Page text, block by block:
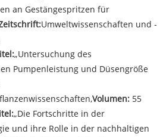
an Gestängespritzen für
Umweltwissenschaften und -
„Untersuchung des
Pumpenleistung und Düsengröße
Volumen: 55
„Die Fortschritte in der
und ihre Rolle in der nachhaltigen